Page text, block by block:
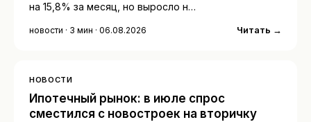
на 15,8% за месяц, но выросло н…
новости · 3 мин · 06.08.2026 Читать →
НОВОСТИ
Ипотечный рынок: в июле спрос
сместился с новостроек на вторичку